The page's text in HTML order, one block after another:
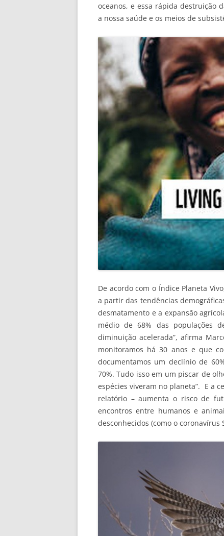
oceanos, e essa rápida destruição
a nossa saúde e os meios de
De acordo com o Índice Planeta
a partir das tendências
desmatamento e a expansão
médio de 68% das populações
diminuição acelerada”, afirma
monitoramos há 30 anos e que
documentamos um declínio de
70%. Tudo isso em um piscar de
espécies viveram no planeta”. E a
relatório – aumenta o risco de
encontros entre humanos e
desconhecidos (como o coronavírus